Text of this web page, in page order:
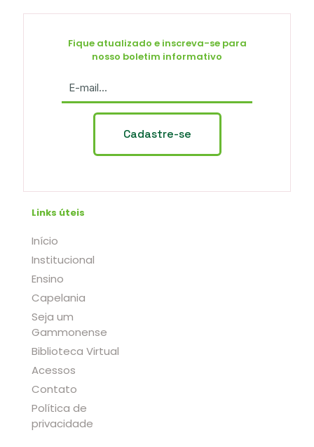
Links úteis
Início
Institucional
Ensino
Capelania
Seja um
Gammonense
Biblioteca Virtual
Acessos
Contato
Política de
privacidade
Fique atualizado e inscreva-se para
nosso boletim informativo